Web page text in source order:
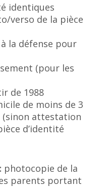
identiques
verso de la pièce
la défense pour
(pour les
de 1988
de moins de 3
(sinon attestation
d’identité
photocopie de la
parents portant